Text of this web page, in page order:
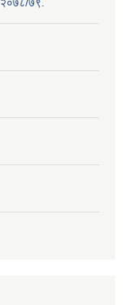
२०७८/७९.